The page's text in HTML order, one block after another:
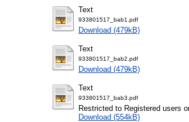
Text
933801517_bab1.pdf
Download (479kB)
Text
933801517_bab2.pdf
Download (479kB)
Text
933801517_bab3.pdf
Restricted to Registered users
Download (554kB)